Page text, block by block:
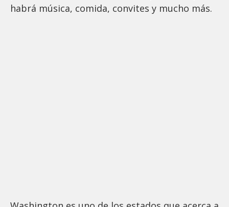
habrá música, comida, convites y mucho más.